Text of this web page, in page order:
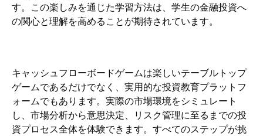
す。この楽しみを通じた学習方法は、学生の金融投資へ
の関心と理解を高めることが期待されています。
キャッシュフローボードゲームは楽しいテーブルトップ
ゲームであるだけでなく、実用的な投資教育プラットフ
ォームでもあります。実際の市場環境をシミュレート
し、市場分析から意思決定、リスク管理に至るまでの投
資プロセス全体を体験できます。すべてのステップが挑